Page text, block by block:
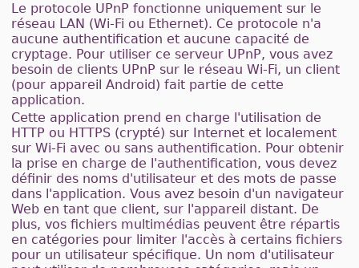
Le protocole UPnP fonctionne uniquement sur le
réseau LAN (Wi-Fi ou Ethernet). Ce protocole n'a
aucune authentification et aucune capacité de
cryptage. Pour utiliser ce serveur UPnP, vous avez
besoin de clients UPnP sur le réseau Wi-Fi, un client
(pour appareil Android) fait partie de cette
application.
Cette application prend en charge l'utilisation de
HTTP ou HTTPS (crypté) sur Internet et localement
sur Wi-Fi avec ou sans authentification. Pour obtenir
la prise en charge de l'authentification, vous devez
définir des noms d'utilisateur et des mots de passe
dans l'application. Vous avez besoin d'un navigateur
Web en tant que client, sur l'appareil distant. De
plus, vos fichiers multimédias peuvent être répartis
en catégories pour limiter l'accès à certains fichiers
pour un utilisateur spécifique. Un nom d'utilisateur